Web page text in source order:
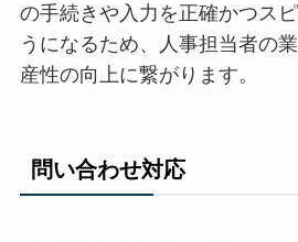
の手続きや入力を正確かつス
うになるため、人事担当者の
産性の向上に繋がります。
問い合わせ対応